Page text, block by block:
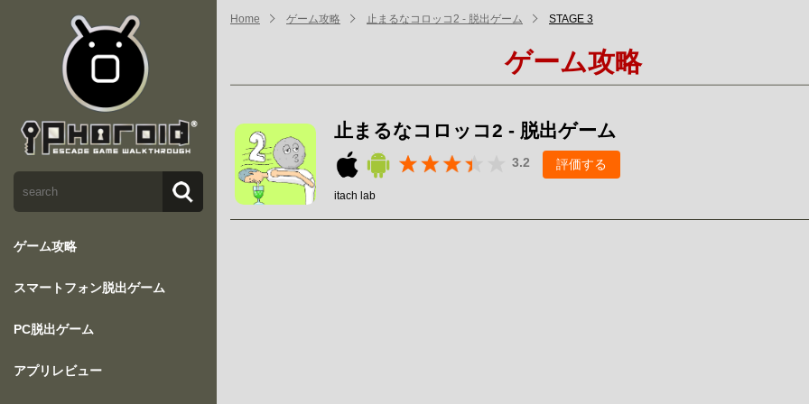
ゲーム攻略
スマートフォン脱出ゲーム
PC脱出ゲーム
アプリレビュー
Home ゲーム攻略 止まるなコロッコ2 - 脱出ゲーム STAGE 3
ゲーム攻略
止まるなコロッコ2 - 脱出ゲーム
3.2 評価する
itach lab